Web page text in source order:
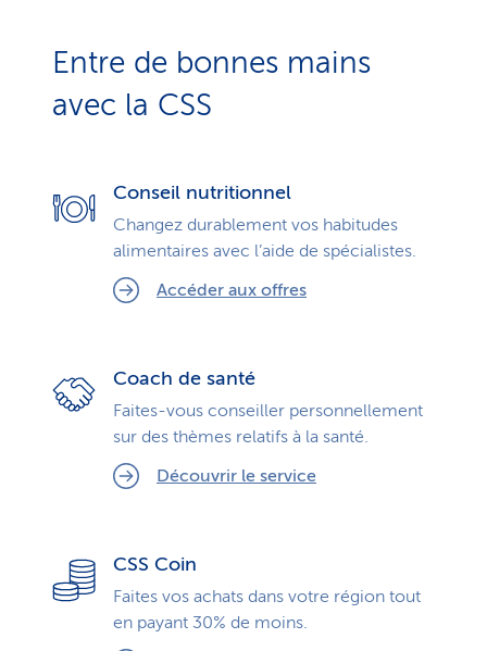
Entre de bonnes mains
avec la CSS
Conseil nutritionnel
Changez durablement vos habitudes
alimentaires avec l’aide de spécialistes.
Accéder aux offres
Coach de santé
Faites-vous conseiller personnellement
sur des thèmes relatifs à la santé.
Découvrir le service
CSS Coin
Faites vos achats dans votre région tout
en payant 30% de moins.